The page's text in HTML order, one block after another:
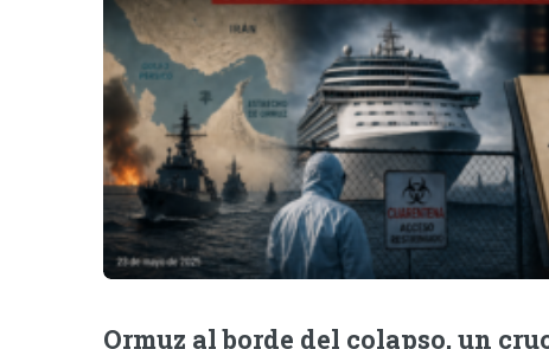
Ormuz al borde del colapso, un